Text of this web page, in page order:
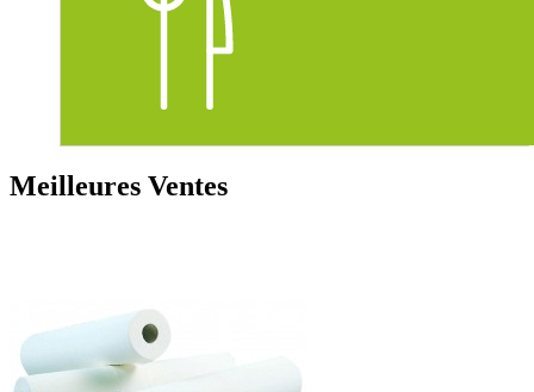
Meilleures Ventes